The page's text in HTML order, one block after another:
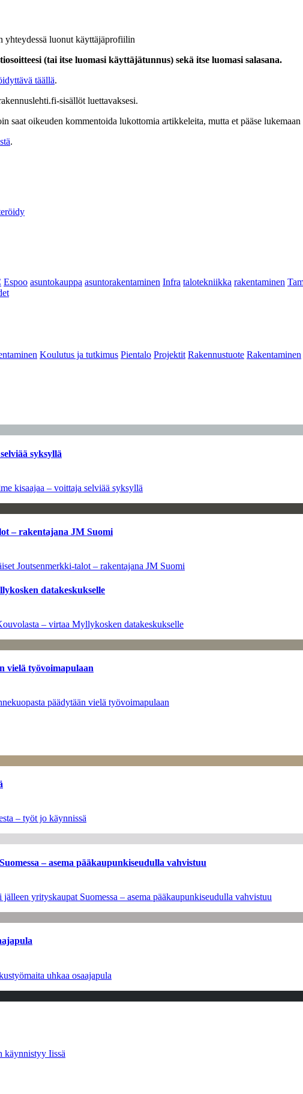
yhteydessä luonut käyttäjäprofiilin
(tai itse luomasi käyttäjätunnus) sekä itse luomasi salasana.
täällä.
sisällöt luettavaksesi.
saat oikeuden kommentoida lukottomia artikkeleita, mutta et pääse
.
Espoo asuntokauppa asuntorakentaminen Infra talotekniikka rakentaminen
Koulutus ja tutkimus Pientalo Projektit Rakennustuote Rakentaminen
syksyllä
kisaajaa – voittaja selviää syksyllä
– rakentajana JM Suomi
Joutsenmerkki-talot – rakentajana JM Suomi
datakeskukselle
– virtaa Myllykosken datakeskukselle
vielä työvoimapulaan
päädytään vielä työvoimapulaan
– työt jo käynnissä
– asema pääkaupunkiseudulla vahvistuu
yrityskaupat Suomessa – asema pääkaupunkiseudulla vahvistuu
uhkaa osaajapula
käynnistyy Iissä